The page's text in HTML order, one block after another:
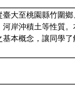
大至桃園縣竹圍
岸沖積土等性質。
本概念，讓同學